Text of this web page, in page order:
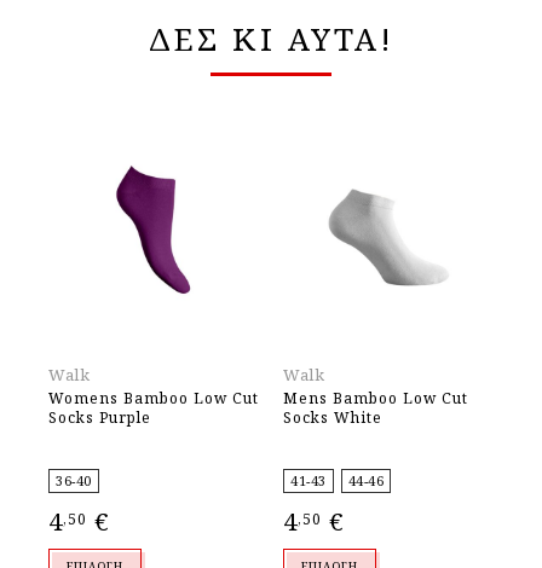
ΔΕΣ ΚΙ ΑΥΤΑ!
Walk
Womens Bamboo Low Cut
Socks Purple
36-40
4,50 €
Walk
Mens Bamboo Low Cut
Socks White
41-43 44-46
4,50 €